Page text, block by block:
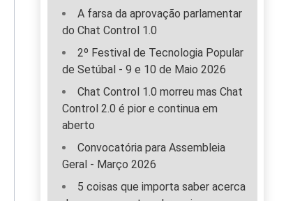
A farsa da aprovação parlamentar
do Chat Control 1.0
2º Festival de Tecnologia Popular
de Setúbal - 9 e 10 de Maio 2026
Chat Control 1.0 morreu mas Chat
Control 2.0 é pior e continua em
aberto
Convocatória para Assembleia
Geral - Março 2026
5 coisas que importa saber acerca